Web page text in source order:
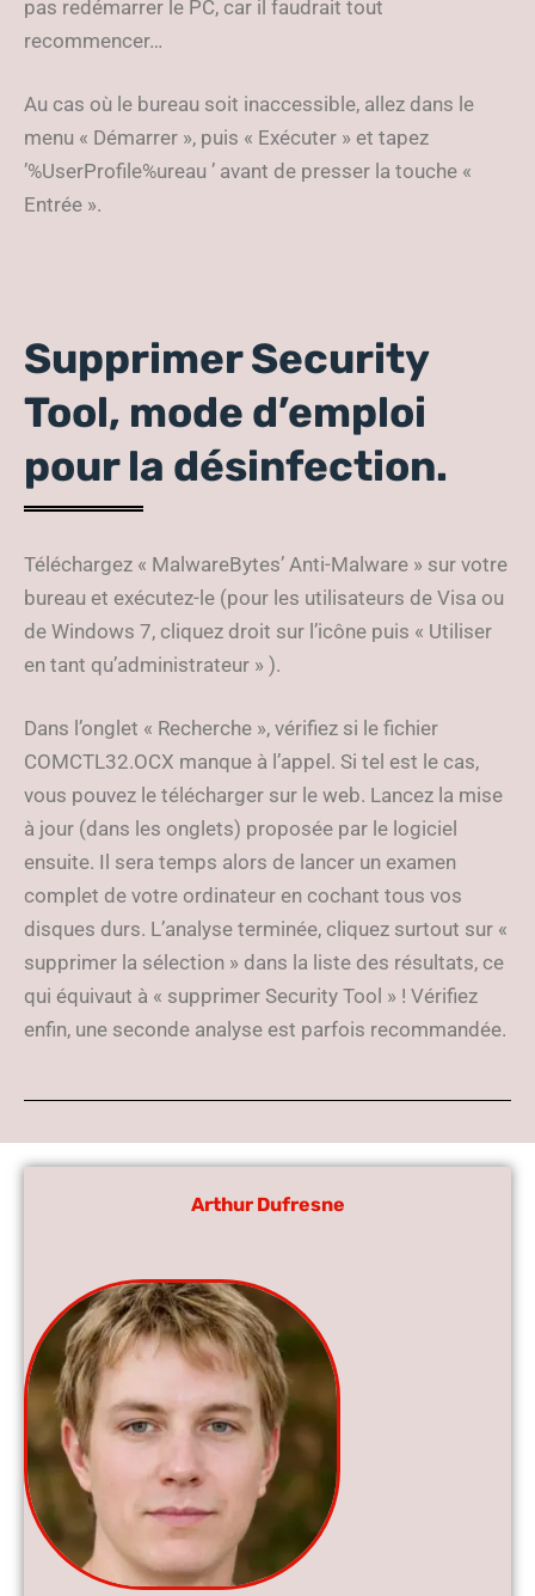
pas redémarrer le PC, car il faudrait tout
recommencer…
Au cas où le bureau soit inaccessible, allez dans le
menu « Démarrer », puis « Exécuter » et tapez
’%UserProfile%ureau ’ avant de presser la touche «
Entrée ».
Supprimer Security
Tool, mode d’emploi
pour la désinfection.
Téléchargez « MalwareBytes’ Anti-Malware » sur votre
bureau et exécutez-le (pour les utilisateurs de Visa ou
de Windows 7, cliquez droit sur l’icône puis « Utiliser
en tant qu’administrateur » ).
Dans l’onglet « Recherche », vérifiez si le fichier
COMCTL32.OCX manque à l’appel. Si tel est le cas,
vous pouvez le télécharger sur le web. Lancez la mise
à jour (dans les onglets) proposée par le logiciel
ensuite. Il sera temps alors de lancer un examen
complet de votre ordinateur en cochant tous vos
disques durs. L’analyse terminée, cliquez surtout sur «
supprimer la sélection » dans la liste des résultats, ce
qui équivaut à « supprimer Security Tool » ! Vérifiez
enfin, une seconde analyse est parfois recommandée.
Arthur Dufresne